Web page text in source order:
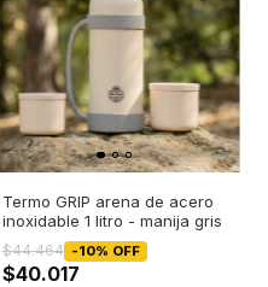
Termo GRIP arena de acero
inoxidable 1 litro - manija gris
$40.017
-10% OFF
$44.464